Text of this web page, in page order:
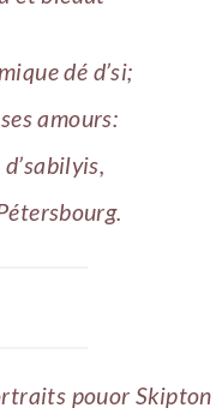
dé d’si;
amours:
pouor Skipton